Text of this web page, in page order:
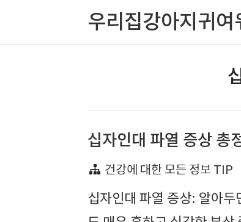
우리집강아지귀여
십자인대 파열 증상 총
건강에 대한 모든 정보 TIP
십자인대 파열 증상: 알아두